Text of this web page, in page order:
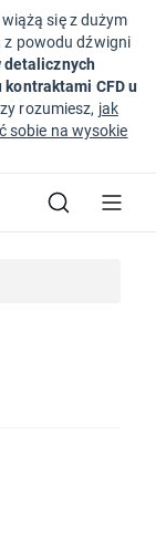
się z dużym
z powodu dźwigni
detalicznych
CFD u
rozumiesz, jak
sobie na wysokie